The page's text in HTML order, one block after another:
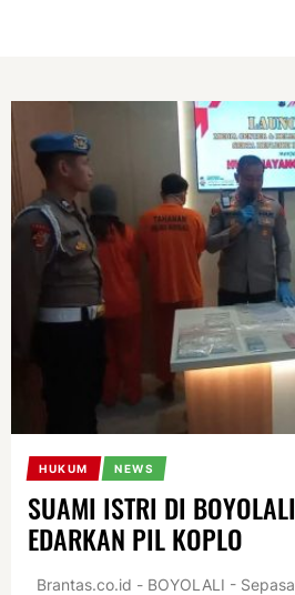
HUKUM NEWS
SUAMI ISTRI DI
EDARKAN PIL KOPLO
Brantas.co.id - BOYOLALI -